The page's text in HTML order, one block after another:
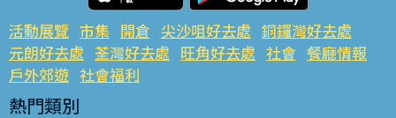
活動展覽 市集 開倉 尖沙咀好去處 銅鑼灣好去處
元朗好去處 荃灣好去處 旺角好去處 社會 餐廳情報
戶外郊遊 社會福利
熱門類別